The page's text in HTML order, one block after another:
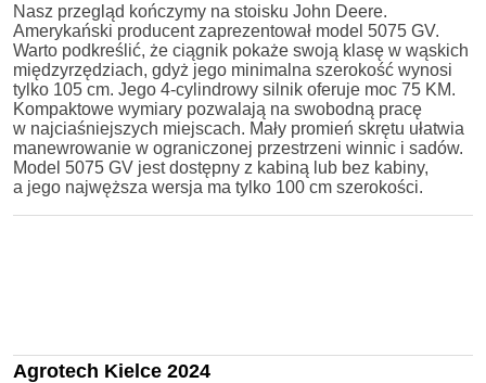
Nasz przegląd kończymy na stoisku John Deere.
Amerykański producent zaprezentował model 5075 GV.
Warto podkreślić, że ciągnik pokaże swoją klasę w wąskich
międzyrzędziach, gdyż jego minimalna szerokość wynosi
tylko 105 cm. Jego 4-cylindrowy silnik oferuje moc 75 KM.
Kompaktowe wymiary pozwalają na swobodną pracę
w najciaśniejszych miejscach. Mały promień skrętu ułatwia
manewrowanie w ograniczonej przestrzeni winnic i sadów.
Model 5075 GV jest dostępny z kabiną lub bez kabiny,
a jego najwęższa wersja ma tylko 100 cm szerokości.
Agrotech Kielce 2024